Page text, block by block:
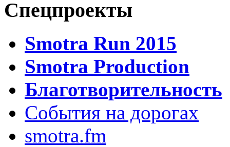
Спецпроекты
Smotra Run 2015
Smotra Production
Благотворительность
События на дорогах
smotra.fm